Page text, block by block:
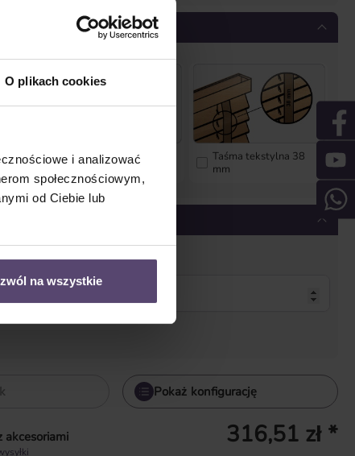
O plikach cookies
i analizować
społecznościowym,
od Ciebie lub
na wszystkie
Texband 25 mm
Taśma tekstylna 38
mm
Pokaż konfigurację
akcesoriami 316,51 zł *